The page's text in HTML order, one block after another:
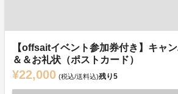
【offsaitイベント参加券付き】キャ
＆＆お礼状（ポストカード）
¥22,000 (税込/送料込)残り5